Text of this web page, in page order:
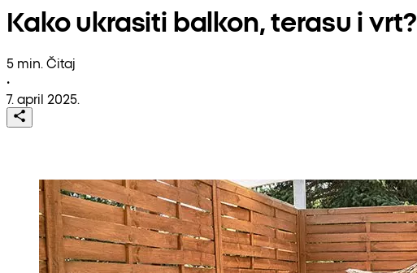
Kako ukrasiti balkon, terasu i vrt?
5 min. Čitaj
•
7. april 2025.